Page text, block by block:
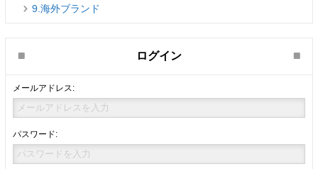
9.海外ブランド
ログイン
メールアドレス:
パスワード: